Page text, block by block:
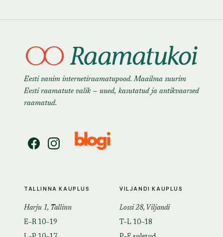
Eesti vanim internetiraamatupood. Maailma suurim
Eesti raamatute valik — uued, kasutatud ja antikvaarsed
raamatud.
TALLINNA KAUPLUS
Harju 1, Tallinn
E–R 10–19
VILJANDI KAUPLUS
Lossi 28, Viljandi
T–L 10–18